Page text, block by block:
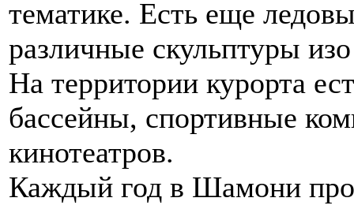
тематике. Есть еще
различные скульптуры
На территории курорта
бассейны, спортивные
кинотеатров.
Каждый год в Шамони